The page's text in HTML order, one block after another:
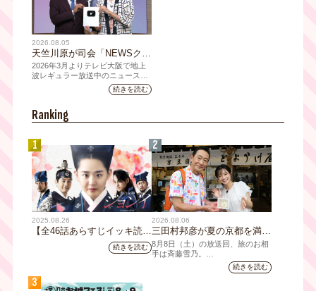
2026.08.05
天竺川原が司会「NEWSクラ
イシス」チャンネル登録者数
10万人突破！テレビ大阪の番
組史上最速記録を更新
2026年3月よりテレビ大阪で地上
波レギュラー放送中のニュース番
組「NEWSクライシス」が、この
たび2026年7月12日(日)に、
人を達成しました。
続きを読む
Ranking
1
2025.08.26
【全46話あらすじイッキ読
み】韓国ドラマ『火の女神
ジョンイ』｜テレビ大阪 9
ート
続きを読む
2
2026.08.06
三田村邦彦が夏の京都を満喫
｜太っ腹な「無限朝食」、住
宅街の隠れ家・角打ち、売り
切れ御免の夏の名物を堪能！
三田村大絶賛！暑い時こそ食
8月8日（土）の放送回、旅のお相
手は斉藤雪乃。
「おとな旅あるき旅」は毎週土曜
続きを読む
3